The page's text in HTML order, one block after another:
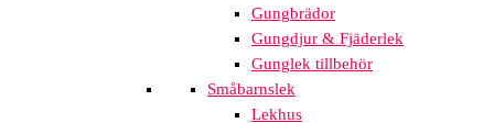
Gungbrädor
Gungdjur & Fjäderlek
Gunglek tillbehör
Småbarnslek
Lekhus